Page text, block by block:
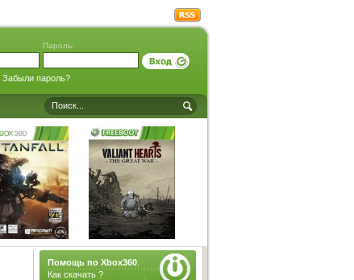
Пароль:
Забыли пароль?
Помощь по Xbox360.
Как скачать ?